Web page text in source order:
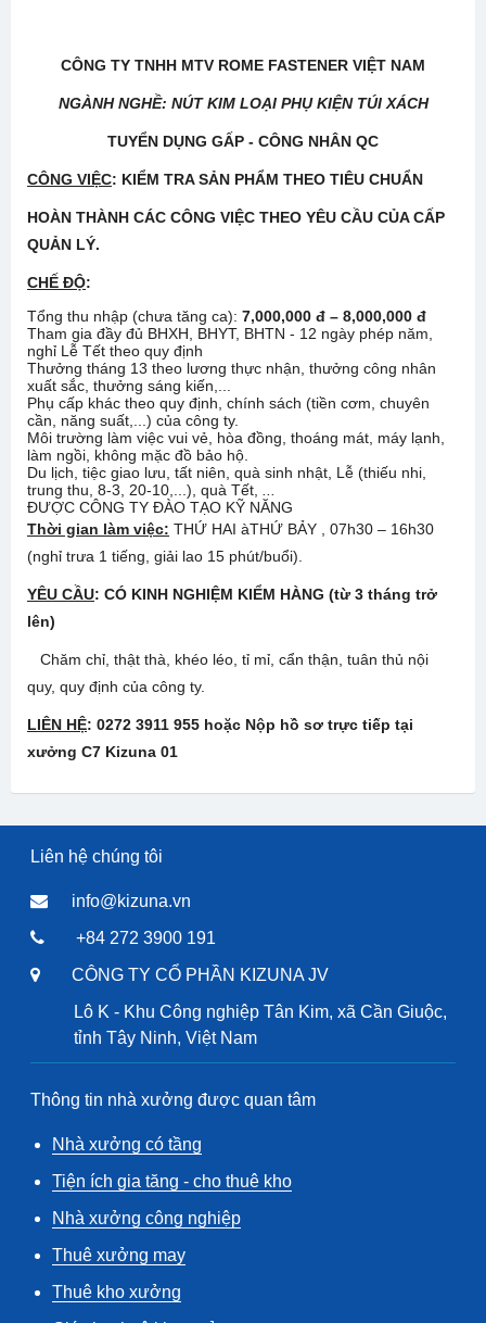
CÔNG TY TNHH MTV ROME FASTENER VIỆT NAM
NGÀNH NGHỀ: NÚT KIM LOẠI PHỤ KIỆN TÚI XÁCH
TUYỂN DỤNG GẤP - CÔNG NHÂN QC
CÔNG VIỆC: KIỂM TRA SẢN PHẨM THEO TIÊU CHUẨN
HOÀN THÀNH CÁC CÔNG VIỆC THEO YÊU CẦU CỦA CẤP
QUẢN LÝ.
CHẾ ĐỘ:
Tổng thu nhập (chưa tăng ca): 7,000,000 đ – 8,000,000 đ
Tham gia đầy đủ BHXH, BHYT, BHTN - 12 ngày phép năm,
nghỉ Lễ Tết theo quy định
Thưởng tháng 13 theo lương thực nhận, thưởng công nhân
xuất sắc, thưởng sáng kiến,...
Phụ cấp khác theo quy định, chính sách (tiền cơm, chuyên
cần, năng suất,...) của công ty.
Môi trường làm việc vui vẻ, hòa đồng, thoáng mát, máy lạnh,
làm ngồi, không mặc đồ bảo hộ.
Du lịch, tiệc giao lưu, tất niên, quà sinh nhật, Lễ (thiếu nhi,
trung thu, 8-3, 20-10,...), quà Tết,
ĐƯỢC CÔNG TY ĐÀO TẠO KỸ NĂNG
Thời gian làm việc: THỨ HAI àTHỨ BẢY , 07h30 – 16h30
(nghỉ trưa 1 tiếng, giải lao 15 phút/buổi).
YÊU CẦU: CÓ KINH NGHIỆM KIỂM HÀNG (từ 3 tháng trở
lên)
Chăm chỉ, thật thà, khéo léo, tỉ mỉ, cẩn thận, tuân thủ nội
quy, quy định của công ty.
LIÊN HỆ: 0272 3911 955 hoặc Nộp hồ sơ trực tiếp tại
xưởng C7 Kizuna 01
Liên hệ chúng tôi
info@kizuna.vn
+84 272 3900 191
CÔNG TY CỔ PHẦN KIZUNA JV
Lô K - Khu Công nghiệp Tân Kim, xã Cần Giuộc,
tỉnh Tây Ninh, Việt Nam
Thông tin nhà xưởng được quan tâm
Nhà xưởng có tầng
Tiện ích gia tăng - cho thuê kho
Nhà xưởng công nghiệp
Thuê xưởng may
Thuê kho xưởng